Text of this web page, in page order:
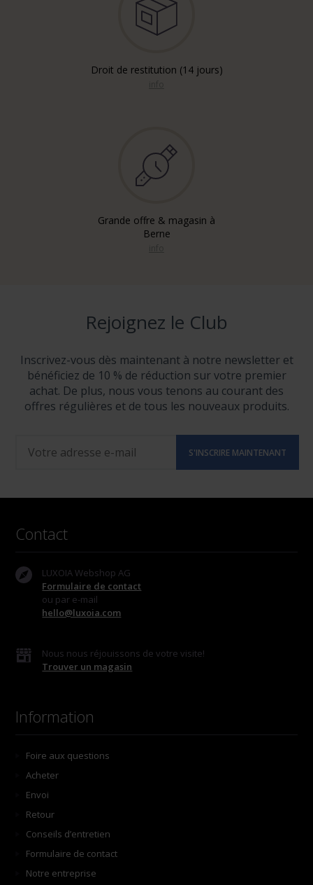
Droit de restitution (14 jours)
Grande offre & magasin à
Berne
Rejoignez le Club
Inscrivez-vous dès maintenant à notre newsletter et
bénéficiez de 10 % de réduction sur votre premier
achat. De plus, nous vous tenons au courant des
offres régulières et de tous les nouveaux produits.
Contact
LUXOIA Webshop AG
Formulaire de contact
ou par e-mail
hello@luxoia.com
Nous nous réjouissons de votre visite!
Trouver un magasin
Information
Foire aux questions
Acheter
Envoi
Retour
Conseils d’entretien
Formulaire de contact
Notre entreprise